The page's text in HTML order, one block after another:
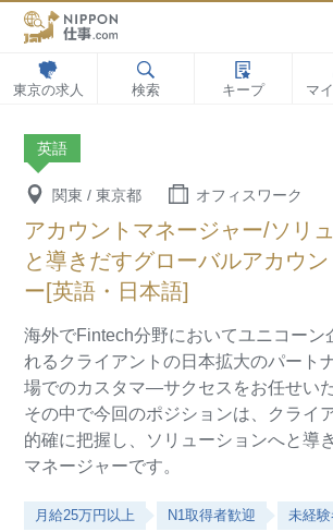
東京の求人 検索 キープ マ
英語
関東 / 東京都 オフィスワーク
アカウントマネージャー/ソリ
と導きだすグローバルアカウ
ー[英語・日本語]
海外でFintech分野においてユニコーン
れるクライアントの日本拡大のパート
場でのカスタマ―サクセスをお任せい
その中で今回のポジションは、クライ
的確に把握し、ソリューションへと導
マネージャーです。
月給25万円以上 N1取得者歓迎 未経